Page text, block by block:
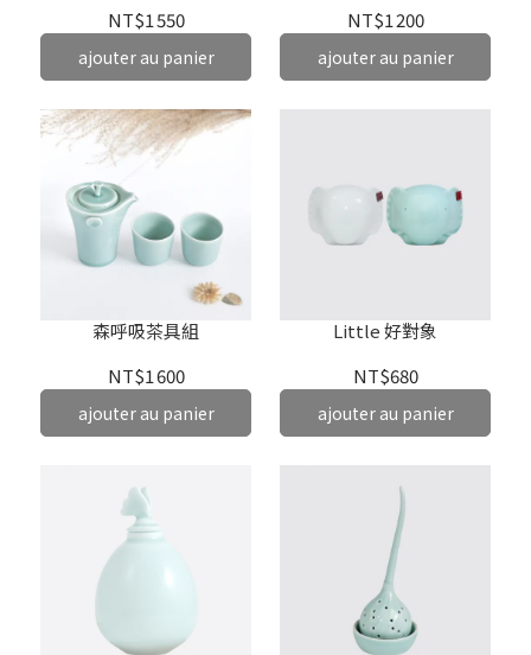
NT$1 550
ajouter au panier
NT$1 200
ajouter au panier
森呼吸茶具組
NT$1 600
ajouter au panier
Little 好對象
NT$680
ajouter au panier